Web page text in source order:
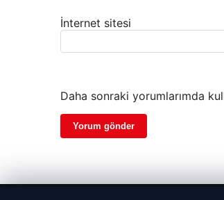
İnternet sitesi
Daha sonraki yorumlarımda